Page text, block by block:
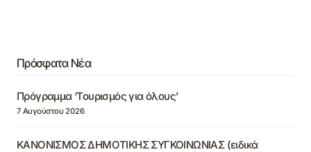
Πρόσφατα Νέα
Πρόγραμμα ‘Τουρισμός για όλους’
7 Αυγούστου 2026
ΚΑΝΟΝΙΣΜΟΣ ΔΗΜΟΤΙΚΗΣ ΣΥΓΚΟΙΝΩΝΙΑΣ (ειδικά